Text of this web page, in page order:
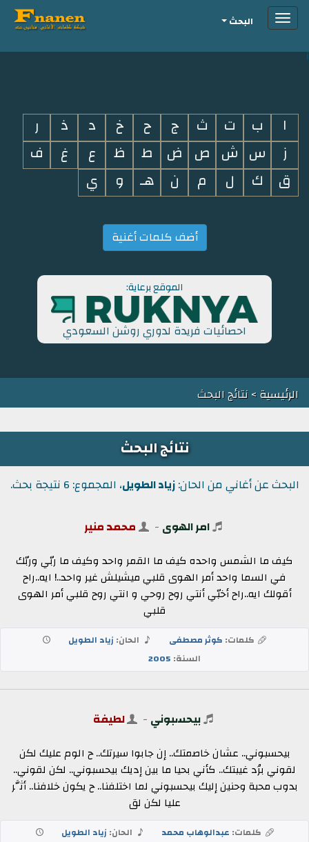
i
Toggleالبحث
ا ب ت ث ج ح خ د ذ
ر
ز
س ش ص ض ط ظ ع غ
ف
ق
ك ل م ن هـ و ي
أضف كلمات أغنية
الموقع برعاية:
احصائيات فريدة لدوري روشن السعودي
الرئيسية> نتائج البحث
نتائج البحث
البحث عن أغاني من الحان:زياد الطويل، المجموع: 6 نتيجة بحث.
امر الهوى - محمد منير
كيف ما الشمس واحده كيف ما القمر واحد وكيف ما ربّي وربّك
في السما واحد أمر الهوى قلبي ميشيلش غير واحد..! ايه..راح
أقولك ايه..راح أخبّي أنتي روح روحي و انتي روح قلبي أمر الهوى
قلبي
كلمات: كوثر مصطفى الحان: زياد الطويل
السنة: 2005
بيحسبوني - لطيفة
بيحسبوني.. عشان خاصمتك.. إن جابوا سيرتك.. ح الوم عليك لكن
لقوني برُد غيبتك.. كأني بحيا ما بين إديك بيحسبوني.. لكن لقوني..
بدوب محبة وحنين إليك بيحسبوني لما اختلفنا.. ح يكون خلافنا.. أثَّر
عليا لكن لق
كلمات: عبدالوهاب محمد الحان: زياد الطويل